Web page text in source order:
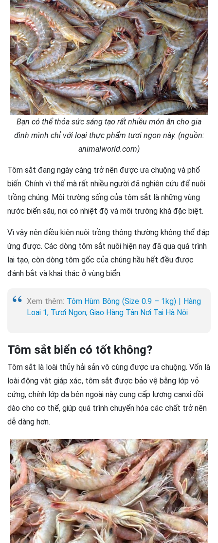
Bạn có thể thỏa sức sáng tạo rất nhiều món ăn cho gia
đình mình chỉ với loại thực phẩm tươi ngon này. (nguồn:
animalworld.com)
Tôm sắt đang ngày càng trở nên được ưa chuộng và phổ
biến. Chính vì thế mà rất nhiều người đã nghiên cứu để nuôi
trồng chúng. Môi trường sống của tôm sắt là những vùng
nước biển sâu, nơi có nhiệt độ và môi trường khá đặc biệt.
Vì vậy nên điều kiện nuôi trồng thông thường không thể đáp
ứng được. Các dòng tôm sắt nuôi hiện nay đã qua quá trình
lai tạo, còn dòng tôm gốc của chúng hầu hết đều được
đánh bắt và khai thác ở vùng biển.
Xem thêm: Tôm Hùm Bông (Size 0.9 – 1kg) | Hàng
Loại 1, Tươi Ngon, Giao Hàng Tận Nơi Tại Hà Nội
Tôm sắt biển có tốt không?
Tôm sắt là loài thủy hải sản vô cùng được ưa chuộng. Vốn là
loài động vật giáp xác, tôm sắt được bảo vệ bằng lớp vỏ
cứng, chính lớp da bên ngoài này cung cấp lượng canxi dồi
dào cho cơ thể, giúp quá trình chuyển hóa các chất trở nên
dễ dàng hơn.